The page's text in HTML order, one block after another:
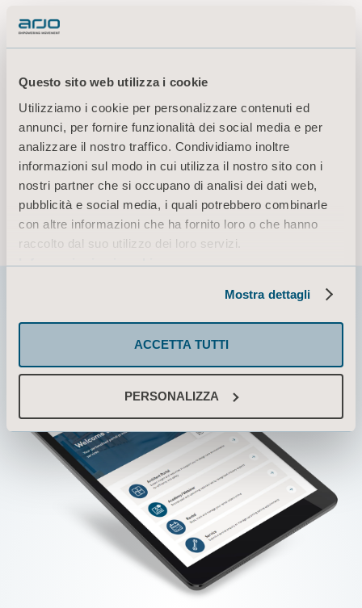
Questo sito web utilizza i cookie
Utilizziamo i cookie per personalizzare contenuti ed
annunci, per fornire funzionalità dei social media e per
analizzare il nostro traffico. Condividiamo inoltre
informazioni sul modo in cui utilizza il nostro sito con i
nostri partner che si occupano di analisi dei dati web,
pubblicità e social media, i quali potrebbero combinarle
con altre informazioni che ha fornito loro o che hanno
raccolto dal suo utilizzo dei loro servizi.
Informazioni sui cookie
Mostra dettagli
ACCETTA TUTTI
PERSONALIZZA
Sei un collaboratore Arjo?
Termini di utilizzo
Informativa sulla privacy
Informazioni sui cookie
© 2026 Arjo · Tutti i diritti riservati